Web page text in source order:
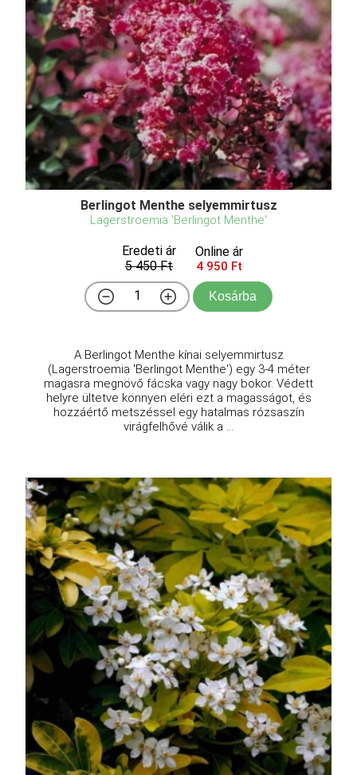
Berlingot Menthe selyemmirtusz
Lagerstroemia 'Berlingot Menthe'
Eredeti ár
5 450 Ft
Online ár
4 950 Ft
Kosárba
A Berlingot Menthe kínai selyemmirtusz
(Lagerstroemia 'Berlingot Menthe') egy 3-4 méter
magasra megnövő fácska vagy nagy bokor. Védett
helyre ültetve könnyen eléri ezt a magasságot, és
hozzáértő metszéssel egy hatalmas rózsaszín
virágfelhővé válik a ...